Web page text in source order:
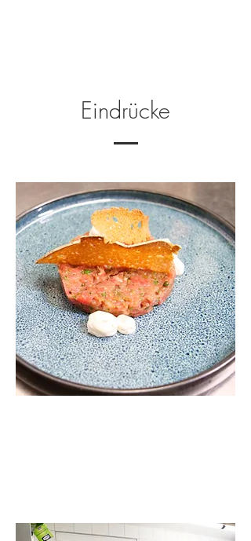
Eindrücke